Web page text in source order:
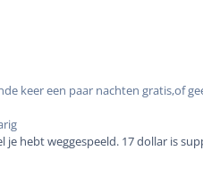
keer een paar nachten gratis,of
hebt weggespeeld. 17 dollar is